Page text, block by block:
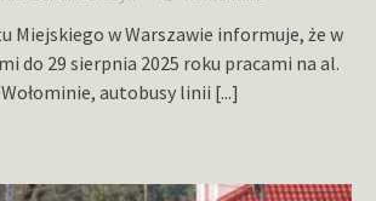
Miejskiego w Warszawie informuje, że w
do 29 sierpnia 2025 roku pracami na al.
autobusy linii [...]